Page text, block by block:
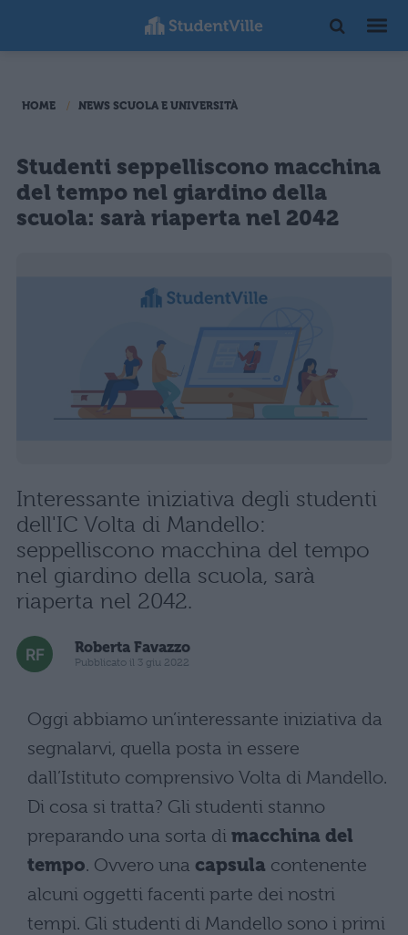
HOME NEWS SCUOLA E UNIVERSITÀ
Studenti seppelliscono macchina
del tempo nel giardino della
scuola: sarà riaperta nel 2042
Interessante iniziativa degli studenti
dell'IC Volta di Mandello:
seppelliscono macchina del tempo
nel giardino della scuola, sarà
riaperta nel 2042.
Roberta Favazzo
Pubblicato il 3 giu 2022
Oggi abbiamo un’interessante iniziativa da
segnalarvi, quella posta in essere
dall’Istituto comprensivo Volta di Mandello.
Di cosa si tratta? Gli studenti stanno
preparando una sorta di macchina del
tempo. Ovvero una capsula contenente
alcuni oggetti facenti parte dei nostri
tempi. Gli studenti di Mandello sono i primi